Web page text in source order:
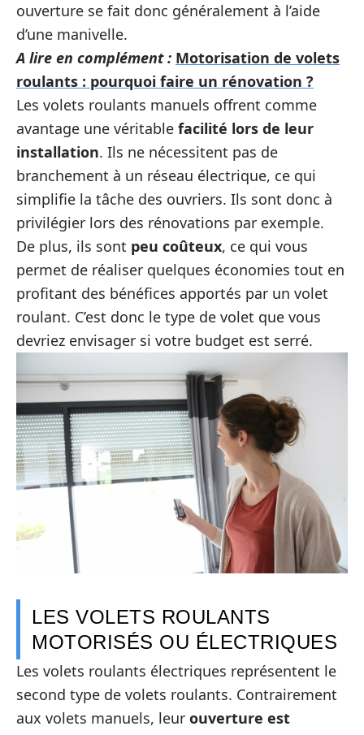
ouverture se fait donc généralement à l’aide
d’une manivelle.
A lire en complément : Motorisation de volets
roulants : pourquoi faire un rénovation ?
Les volets roulants manuels offrent comme
avantage une véritable facilité lors de leur
installation. Ils ne nécessitent pas de
branchement à un réseau électrique, ce qui
simplifie la tâche des ouvriers. Ils sont donc à
privilégier lors des rénovations par exemple.
De plus, ils sont peu coûteux, ce qui vous
permet de réaliser quelques économies tout en
profitant des bénéfices apportés par un volet
roulant. C’est donc le type de volet que vous
devriez envisager si votre budget est serré.
LES VOLETS ROULANTS
MOTORISÉS OU ÉLECTRIQUES
Les volets roulants électriques représentent le
second type de volets roulants. Contrairement
aux volets manuels, leur ouverture est